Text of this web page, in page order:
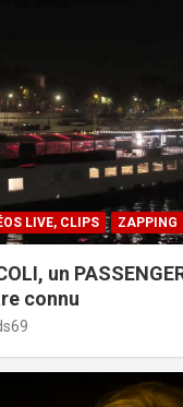
LIVE, CLIPS ZAPPING
un
connu